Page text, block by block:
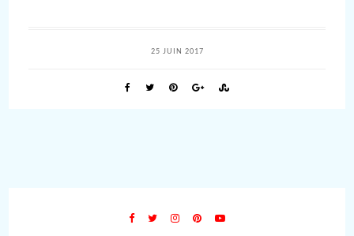
25 JUIN 2017